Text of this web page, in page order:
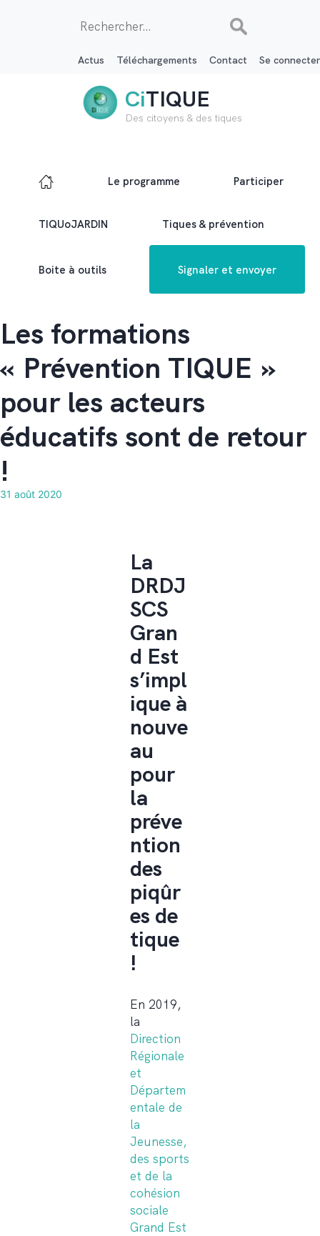
Actus Téléchargements Contact Se connecter
CiTIQUE
Des citoyens & des tiques
Le programme Participer
TIQUoJARDIN Tiques & prévention
Boite à outils Signaler et envoyer
Les formations
« Prévention TIQUE »
pour les acteurs
éducatifs sont de retour
!
31 août 2020
La
DRDJ
SCS
Gran
d Est
s’impl
ique à
nouve
au
pour
la
préve
ntion
des
piqûr
es de
tique
!
En 2019,
la
Direction
Régionale
et
Départem
entale de
la
Jeunesse,
des sports
et de la
cohésion
sociale
Grand Est